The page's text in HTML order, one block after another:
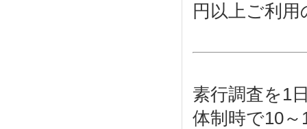
円以上ご利用
素行調査を1
体制時で10